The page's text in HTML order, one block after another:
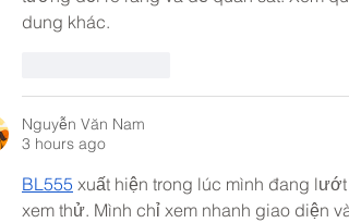
dung khác.
Nguyễn Văn Nam
3 hours ago
BL555 xuất hiện trong lúc mình đang
xem thử. Mình chỉ xem nhanh giao diện